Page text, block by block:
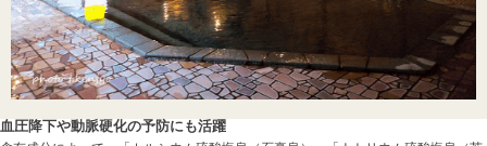
血圧降下や動脈硬化の予防にも活躍